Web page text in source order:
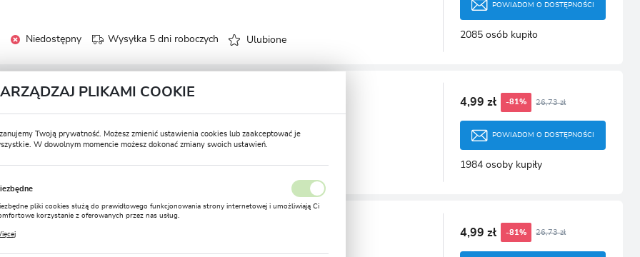
Niedostępny Wysyłka 5 dni roboczych Ulubione
POWIADOM O DOSTĘPNOŚCI
2085 osób kupiło
CALADIUM - KALADIUM GINGERLAND 1 SZT.
4,99 zł -81% 26,73 zł
POWIADOM O DOSTĘPNOŚCI
1984 osoby kupiły
4,99 zł -81% 26,73 zł
PLIKAMI COOKIE
Twoją prywatność. Możesz zmienić ustawienia cookies lub zaakceptować je
W dowolnym momencie możesz dokonać zmiany swoich ustawień.
pliki cookies służą do prawidłowego funkcjonowania strony internetowej i umożliwiają Ci
korzystanie z oferowanych przez nas usług.
preferencji prywatności, logowania czy wypełniania formularzy. Dzięki plikom cookies
Polska